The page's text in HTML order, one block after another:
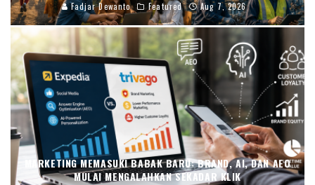
Fadjar Dewanto Featured Aug 7, 2026
MARKETING MEMASUKI BABAK BARU: BRAND, AI, DAN AEO
MULAI MENGALAHKAN SEKADAR KLIK